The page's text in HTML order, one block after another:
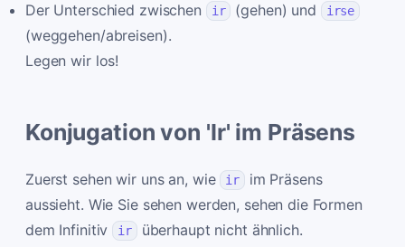
Der Unterschied zwischen
ir (gehen) und irse
(weggehen/abreisen).
Legen wir los!
Konjugation von 'Ir' im Präsens
Zuerst sehen wir uns an, wie ir im Präsens
aussieht. Wie Sie sehen werden, sehen die Formen
dem Infinitiv ir überhaupt nicht ähnlich.